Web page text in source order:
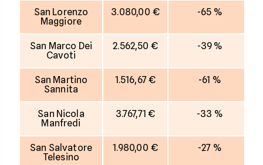
San Lorenzo
Maggiore
3.080,00 € -65 %
San Marco Dei
Cavoti
2.562,50 € -39 %
San Martino
Sannita
1.516,67 € -61 %
San Nicola
Manfredi
3.767,71 € -33 %
San Salvatore
Telesino
1.980,00 € -27 %